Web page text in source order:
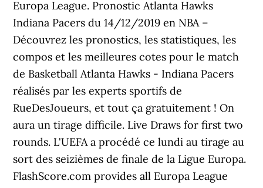
Europa League. Pronostic Atlanta Hawks
Indiana Pacers du 14/12/2019 en NBA –
Découvrez les pronostics, les statistiques, les
compos et les meilleures cotes pour le match
de Basketball Atlanta Hawks - Indiana Pacers
réalisés par les experts sportifs de
RueDesJoueurs, et tout ça gratuitement ! On
aura un tirage difficile. Live Draws for first two
rounds. L'UEFA a procédé ce lundi au tirage au
sort des seizièmes de finale de la Ligue Europa.
FlashScore.com provides all Europa League